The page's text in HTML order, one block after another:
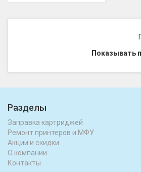
Показывать
Разделы
Заправка картриджей
Ремонт принтеров и МФУ
Акции и скидки
О компании
Контакты